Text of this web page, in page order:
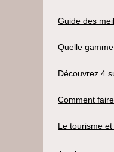
Guide des
Quelle gamme
Découvrez 4
Comment faire
Le tourisme